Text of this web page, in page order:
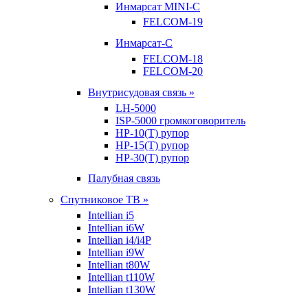
Инмарсат MINI-C
FELCOM-19
Инмарсат-С
FELCOM-18
FELCOM-20
Внутрисудовая связь »
LH-5000
ISP-5000 громкоговоритель
HP-10(T) рупор
HP-15(T) рупор
HP-30(T) рупор
Палубная связь
Спутниковое ТВ »
Intellian i5
Intellian i6W
Intellian i4/i4P
Intellian i9W
Intellian t80W
Intellian t110W
Intellian t130W